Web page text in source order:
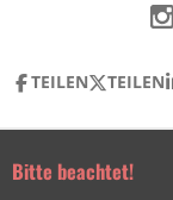
TEILEN TEILEN
Bitte beachtet!